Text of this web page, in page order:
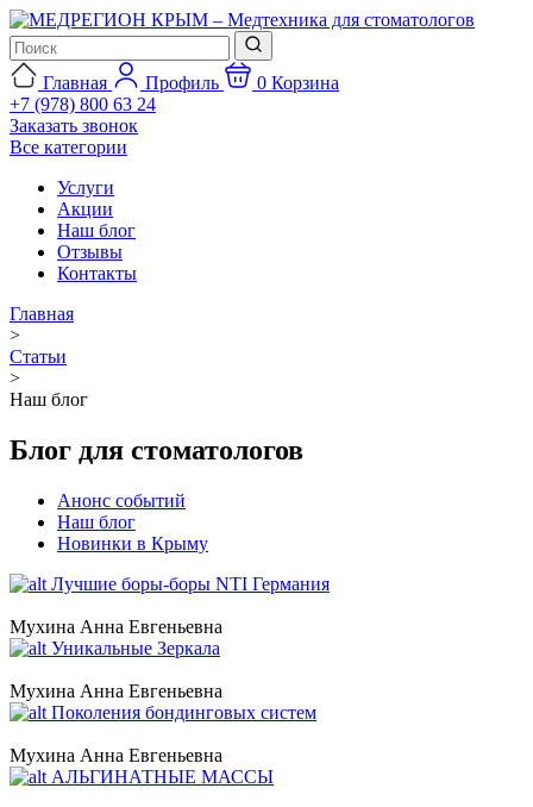
Главная Профиль 0 Корзина
+7 (978) 800 63 24
Заказать звонок
Все категории
Услуги
Акции
Наш блог
Отзывы
Контакты
Главная
>
Статьи
>
Наш блог
Блог для стоматологов
Анонс событий
Наш блог
Новинки в Крыму
Лучшие боры-боры NTI Германия
Мухина Анна Евгеньевна
Уникальные Зеркала
Мухина Анна Евгеньевна
Поколения бондинговых систем
Мухина Анна Евгеньевна
АЛЬГИНАТНЫЕ МАССЫ